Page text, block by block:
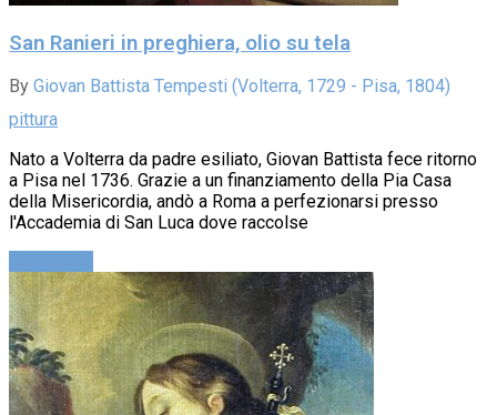
San Ranieri in preghiera, olio su tela
By Giovan Battista Tempesti (Volterra, 1729 - Pisa, 1804)
pittura
Nato a Volterra da padre esiliato, Giovan Battista fece ritorno
a Pisa nel 1736. Grazie a un finanziamento della Pia Casa
della Misericordia, andò a Roma a perfezionarsi presso
l'Accademia di San Luca dove raccolse